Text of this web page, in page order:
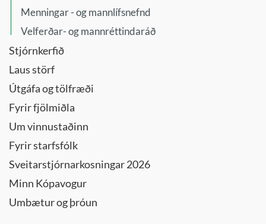
Menningar - og mannlífsnefnd
Velferðar- og mannréttindaráð
Stjórnkerfið
Laus störf
Útgáfa og tölfræði
Fyrir fjölmiðla
Um vinnustaðinn
Fyrir starfsfólk
Sveitarstjórnarkosningar 2026
Minn Kópavogur
Umbætur og þróun